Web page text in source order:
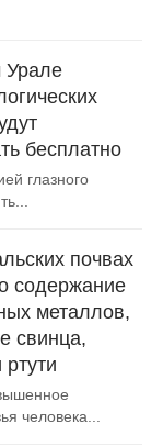
бесплатно
глазного
почвах
содержание
металлов,
свинца,
человека...